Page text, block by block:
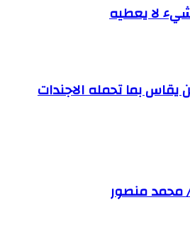
لا يعطيه
بما تحمله الاجندات
/ محمد منصور